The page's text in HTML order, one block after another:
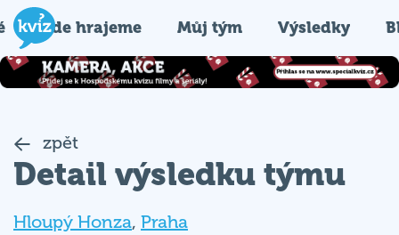
Kde hrajeme Můj tým Výsledky
zpět
Detail výsledku týmu
Hloupý Honza, Praha